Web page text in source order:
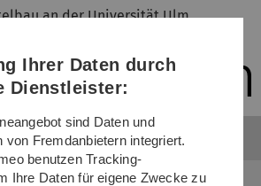
Direkt
Direkt
Direkt
(Sprache,
Drucken,
Media)
Direkt
Direkt
an der Universität Ulm
Ihrer Daten durch
Dienstleister:
sind Daten und
von Fremdanbietern integriert.
benutzen Tracking-
Ihre Daten für eigene Zwecke zu